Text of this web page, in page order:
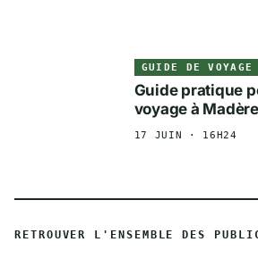
GUIDE DE VOYAGE
Guide pratique
voyage à Madère
17 JUIN · 16H24
RETROUVER L'ENSEMBLE DES